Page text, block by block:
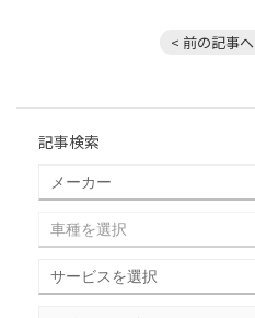
< 前の記事へ
記事検索